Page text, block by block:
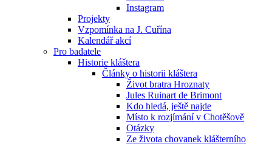
Instagram
Projekty
Vzpomínka na J. Cuřína
Kalendář akcí
Pro badatele
Historie kláštera
Články o historii kláštera
Život bratra Hroznaty
Jules Ruinart de Brimont
Kdo hledá, ještě najde
Místo k rozjímání v Chotěšově
Otázky
Ze života chovanek klášterního